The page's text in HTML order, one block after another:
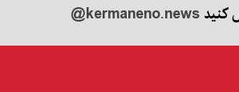
کنید@kermaneno.news